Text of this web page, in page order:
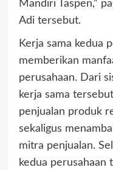
Mandiri Taspen,”
Adi tersebut.
Kerja sama kedua
memberikan
perusahaan. Dari
kerja sama
penjualan produk
sekaligus
mitra penjualan.
kedua perusahaan